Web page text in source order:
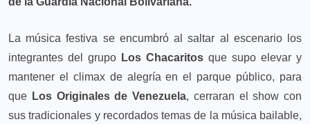
La música festiva se encumbró al saltar al escenario los
integrantes del grupo Los Chacaritos que supo elevar y
mantener el climax de alegría en el parque público, para
que Los Originales de Venezuela, cerraran el show con
sus tradicionales y recordados temas de la música bailable,